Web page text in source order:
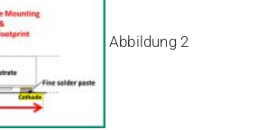
Abbildung 2